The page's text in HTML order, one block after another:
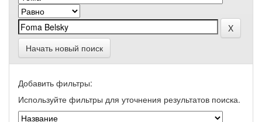
Начать новый поиск
Добавить фильтры:
Используйте фильтры для уточнения результатов поиска.